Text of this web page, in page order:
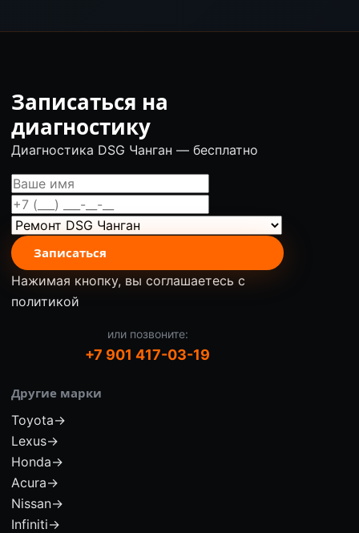
Записаться на
диагностику
Диагностика DSG Чанган — бесплатно
Записаться
Нажимая кнопку, вы соглашаетесь с
политикой
или позвоните:
+7 901 417-03-19
Другие марки
Toyota→
Lexus→
Honda→
Acura→
Nissan→
Infiniti→